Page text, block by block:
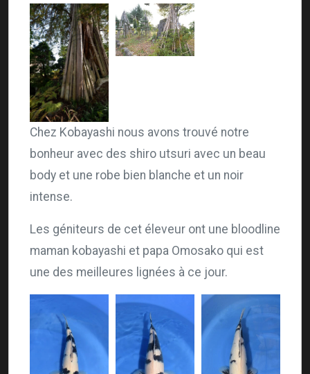
Chez Kobayashi nous avons trouvé notre
bonheur avec des shiro utsuri avec un beau
body et une robe bien blanche et un noir
intense.
Les géniteurs de cet éleveur ont une bloodline
maman kobayashi et papa Omosako qui est
une des meilleures lignées à ce jour.